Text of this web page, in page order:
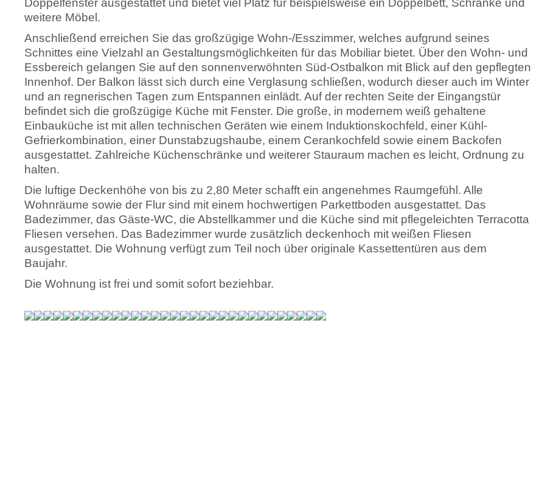
Doppelfenster ausgestattet und bietet viel Platz für beispielsweise ein Doppelbett, Schränke und
weitere Möbel.
Anschließend erreichen Sie das großzügige Wohn-/Esszimmer, welches aufgrund seines
Schnittes eine Vielzahl an Gestaltungsmöglichkeiten für das Mobiliar bietet. Über den Wohn- und
Essbereich gelangen Sie auf den sonnenverwöhnten Süd-Ostbalkon mit Blick auf den gepflegten
Innenhof. Der Balkon lässt sich durch eine Verglasung schließen, wodurch dieser auch im Winter
und an regnerischen Tagen zum Entspannen einlädt. Auf der rechten Seite der Eingangstür
befindet sich die großzügige Küche mit Fenster. Die große, in modernem weiß gehaltene
Einbauküche ist mit allen technischen Geräten wie einem Induktionskochfeld, einer Kühl-
Gefrierkombination, einer Dunstabzugshaube, einem Cerankochfeld sowie einem Backofen
ausgestattet. Zahlreiche Küchenschränke und weiterer Stauraum machen es leicht, Ordnung zu
halten.
Die luftige Deckenhöhe von bis zu 2,80 Meter schafft ein angenehmes Raumgefühl. Alle
Wohnräume sowie der Flur sind mit einem hochwertigen Parkettboden ausgestattet. Das
Badezimmer, das Gäste-WC, die Abstellkammer und die Küche sind mit pflegeleichten Terracotta
Fliesen versehen. Das Badezimmer wurde zusätzlich deckenhoch mit weißen Fliesen
ausgestattet. Die Wohnung verfügt zum Teil noch über originale Kassettentüren aus dem
Baujahr.
Die Wohnung ist frei und somit sofort beziehbar.